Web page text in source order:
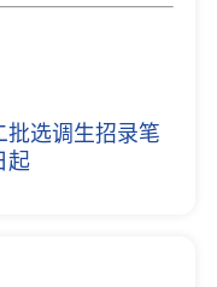
批选调生招录笔
起